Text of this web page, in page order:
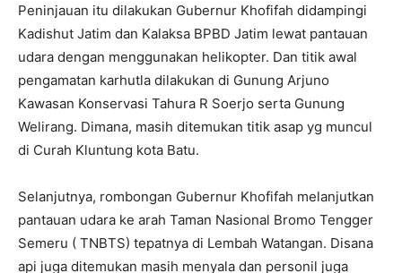
Peninjauan itu dilakukan Gubernur Khofifah didampingi
Kadishut Jatim dan Kalaksa BPBD Jatim lewat pantauan
udara dengan menggunakan helikopter. Dan titik awal
pengamatan karhutla dilakukan di Gunung Arjuno
Kawasan Konservasi Tahura R Soerjo serta Gunung
Welirang. Dimana, masih ditemukan titik asap yg muncul
di Curah Kluntung kota Batu.
Selanjutnya, rombongan Gubernur Khofifah melanjutkan
pantauan udara ke arah Taman Nasional Bromo Tengger
Semeru ( TNBTS) tepatnya di Lembah Watangan. Disana
api juga ditemukan masih menyala dan personil juga